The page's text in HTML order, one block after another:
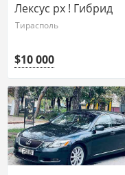
Лексус рх ! Гибрид
Тирасполь
$10 000
6